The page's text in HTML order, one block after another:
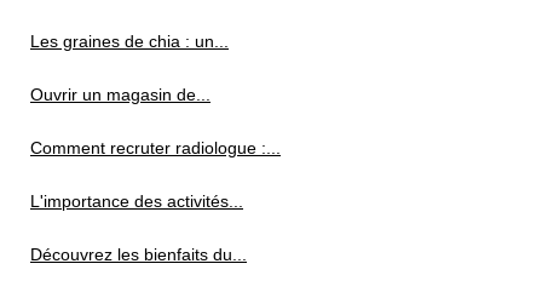
Les graines de chia : un...
Ouvrir un magasin de...
Comment recruter radiologue :...
L'importance des activités...
Découvrez les bienfaits du...